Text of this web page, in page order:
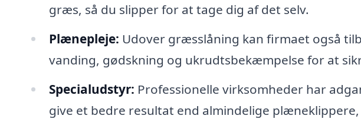
græs, så du slipper for at tage dig af det selv.
Plænepleje: Udover græsslåning kan firmaet også
vanding, gødskning og ukrudtsbekæmpelse for at
Specialudstyr: Professionelle virksomheder har
give et bedre resultat end almindelige